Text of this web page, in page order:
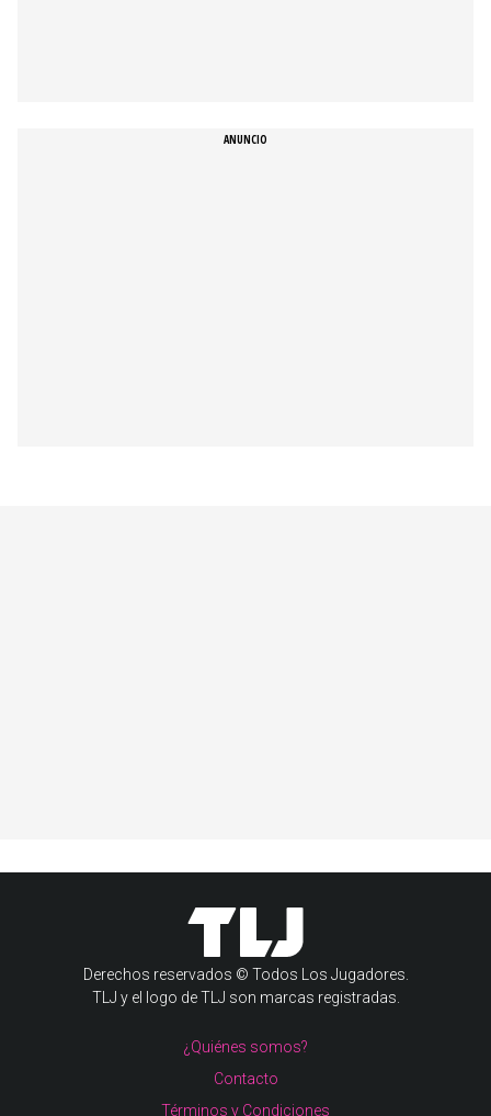
Derechos reservados © Todos Los Jugadores.
TLJ y el logo de TLJ son marcas registradas.
¿Quiénes somos?
Contacto
Términos y Condiciones